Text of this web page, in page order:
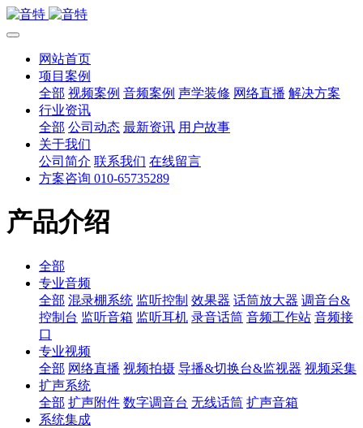
网站首页
项目案例
全部 视频案例 音频案例 声学装修 网络直播 解决方案
行业资讯
全部 公司动态 最新资讯 用户故事
关于我们
公司简介 联系我们 在线留言
方案咨询 010-65735289
产品介绍
全部
专业音频
全部 混录棚系统 监听控制 效果器 话筒放大器 调音台&
控制台 监听音箱 监听耳机 录音话筒 音频工作站 音频接
口
专业视频
全部 网络直播 视频拍摄 导播&切换台&监视器 视频采集
扩声系统
全部 扩声附件 数字调音台 无线话筒 扩声音箱
系统集成